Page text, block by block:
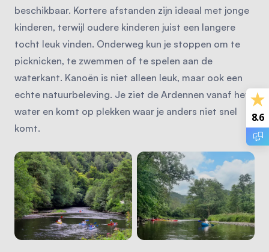
beschikbaar. Kortere afstanden zijn ideaal met jonge
kinderen, terwijl oudere kinderen juist een langere
tocht leuk vinden. Onderweg kun je stoppen om te
picknicken, te zwemmen of te spelen aan de
waterkant. Kanoën is niet alleen leuk, maar ook een
echte natuurbeleving. Je ziet de Ardennen vanaf het
water en komt op plekken waar je anders niet snel
komt.
8.6